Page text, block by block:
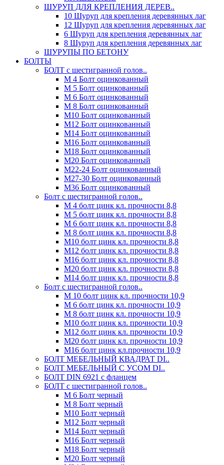
ШУРУП ДЛЯ КРЕПЛЕНИЯ ДЕРЕВ..
10 Шуруп для крепления деревянных лаг
12 Шуруп для крепления деревянных лаг
6 Шуруп для крепления деревянных лаг
8 Шуруп для крепления деревянных лаг
ШУРУПЫ ПО БЕТОНУ
БОЛТЫ
БОЛТ с шестигранной голов..
М 4 Болт оцинкованный
М 5 Болт оцинкованный
М 6 Болт оцинкованный
М 8 Болт оцинкованный
М10 Болт оцинкованный
М12 Болт оцинкованный
М14 Болт оцинкованный
М16 Болт оцинкованный
М18 Болт оцинкованный
М20 Болт оцинкованный
М22-24 Болт оцинкованный
М27-30 Болт оцинкованный
М36 Болт оцинкованный
Болт с шестигранной голов..
М 4 болт цинк кл. прочности 8,8
М 5 болт цинк кл. прочности 8,8
М 6 болт цинк кл. прочности 8,8
М 8 болт цинк кл. прочности 8,8
М10 болт цинк кл. прочности 8,8
М12 болт цинк кл. прочности 8,8
М16 болт цинк кл. прочности 8,8
М20 болт цинк кл. прочности 8,8
М14 болт цинк кл. прочности 8,8
Болт с шестигранной голов..
М 10 болт цинк кл. прочности 10,9
М 6 болт цинк кл. прочности 10,9
М 8 болт цинк кл. прочности 10,9
М10 болт цинк кл. прочности 10,9
М12 болт цинк кл. прочности 10,9
М20 болт цинк кл. прочности 10,9
М16 болт цинк кл.прочности 10,9
БОЛТ МЕБЕЛЬНЫЙ КВАДРАТ DI..
БОЛТ МЕБЕЛЬНЫЙ С УСОМ DI..
БОЛТ DIN 6921 c фланцем
БОЛТ с шестигранной голов..
М 6 Болт черный
М 8 Болт черный
М10 Болт черный
М12 Болт черный
М14 Болт черный
М16 Болт черный
М18 Болт черный
М20 Болт черный